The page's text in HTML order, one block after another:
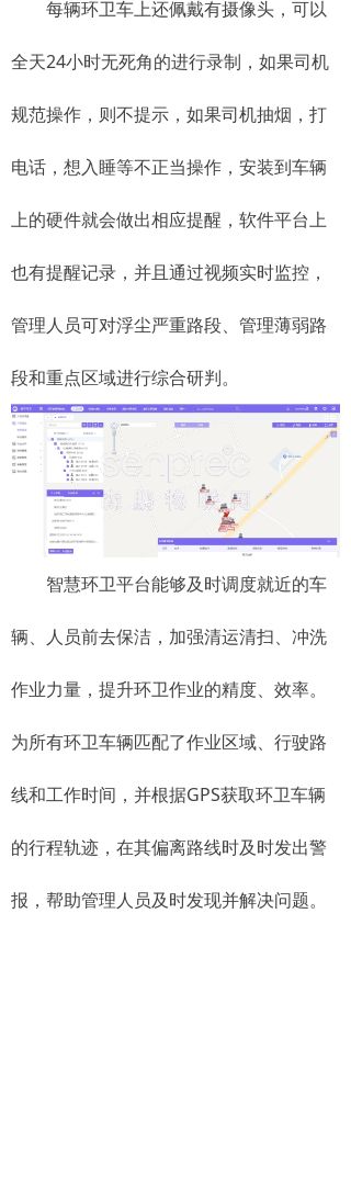
每辆环卫车上还佩戴有摄像头，可以
全天24小时无死角的进行录制，如果司机
规范操作，则不提示，如果司机抽烟，打
电话，想入睡等不正当操作，安装到车辆
上的硬件就会做出相应提醒，软件平台上
也有提醒记录，并且通过视频实时监控，
管理人员可对浮尘严重路段、管理薄弱路
段和重点区域进行综合研判。
智慧环卫平台能够及时调度就近的车
辆、人员前去保洁，加强清运清扫、冲洗
作业力量，提升环卫作业的精度、效率。
为所有环卫车辆匹配了作业区域、行驶路
线和工作时间，并根据GPS获取环卫车辆
的行程轨迹，在其偏离路线时及时发出警
报，帮助管理人员及时发现并解决问题。